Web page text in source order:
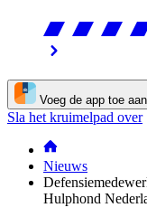
Voeg de app toe
Sla het kruimelpad over
Nieuws
Hulphond